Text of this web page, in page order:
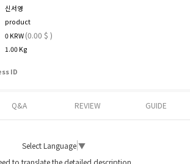
신서영
product
0 KRW (0.00 $ )
1.00 Kg
ID
Q&A REVIEW GUIDE
Select Language ▼
to translate the detailed description,